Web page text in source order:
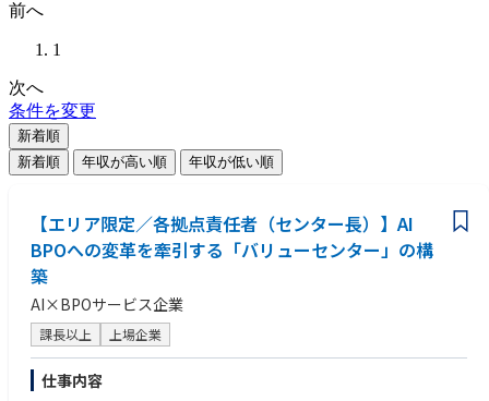
前へ
1
次へ
条件を変更
新着順
新着順
年収が高い順 年収が低い順
【エリア限定／各拠点責任者（センター長）】AI
BPOへの変革を牽引する「バリューセンター」の構
築
AI×BPOサービス企業
課長以上 上場企業
仕事内容